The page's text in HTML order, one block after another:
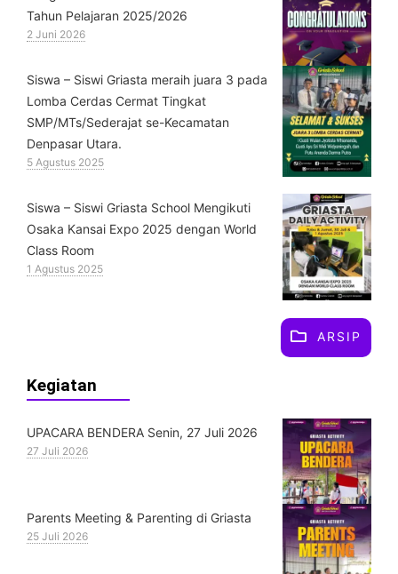
Tahun Pelajaran 2025/2026
2 Juni 2026
Siswa – Siswi Griasta meraih juara 3 pada
Lomba Cerdas Cermat Tingkat
SMP/MTs/Sederajat se-Kecamatan
Denpasar Utara.
5 Agustus 2025
Siswa – Siswi Griasta School Mengikuti
Osaka Kansai Expo 2025 dengan World
Class Room
1 Agustus 2025
ARSIP
Kegiatan
UPACARA BENDERA Senin, 27 Juli 2026
27 Juli 2026
Parents Meeting & Parenting di Griasta
25 Juli 2026